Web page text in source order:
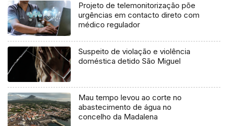
Projeto de telemonitorização põe
urgências em contacto direto com
médico regulador
Suspeito de violação e violência
doméstica detido São Miguel
Mau tempo levou ao corte no
abastecimento de água no
concelho da Madalena